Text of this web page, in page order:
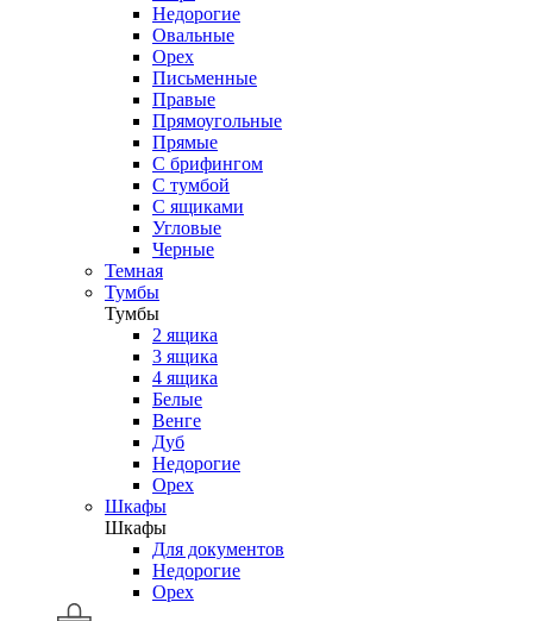
Недорогие
Овальные
Орех
Письменные
Правые
Прямоугольные
Прямые
С брифингом
С тумбой
С ящиками
Угловые
Черные
Темная
Тумбы
Тумбы
2 ящика
3 ящика
4 ящика
Белые
Венге
Дуб
Недорогие
Орех
Шкафы
Шкафы
Для документов
Недорогие
Орех